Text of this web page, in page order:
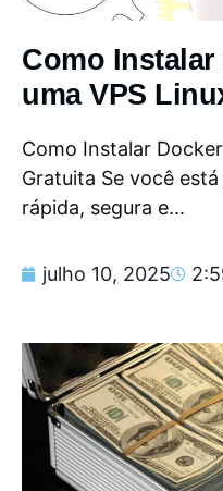
Como Instalar
uma VPS
Como Instalar
Gratuita Se você
rápida, segura e...
julho 10, 2025